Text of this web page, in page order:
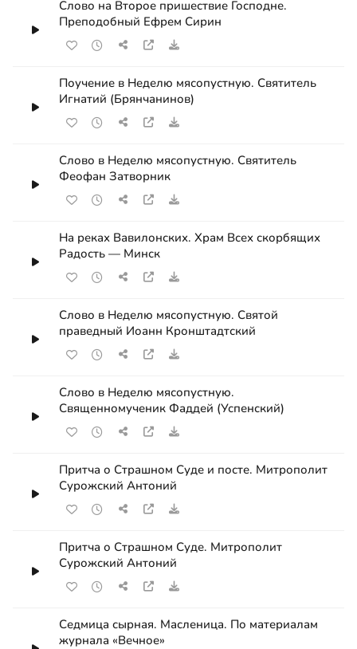
Слово на Второе пришествие Господне.
Преподобный Ефрем Сирин
Поучение в Неделю мясопустную. Святитель
Игнатий (Брянчанинов)
Слово в Неделю мясопустную. Святитель
Феофан Затворник
На реках Вавилонских. Храм Всех скорбящих
Радость — Минск
Слово в Неделю мясопустную. Святой
праведный Иоанн Кронштадтский
Слово в Неделю мясопустную.
Священномученик Фаддей (Успенский)
Притча о Страшном Суде и посте. Митрополит
Сурожский Антоний
Притча о Страшном Суде. Митрополит
Сурожский Антоний
Седмица сырная. Масленица. По материалам
журнала «Вечное»